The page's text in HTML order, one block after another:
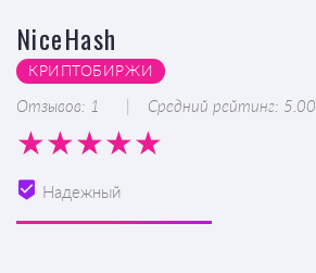
NiceHash
КРИПТОБИРЖИ
Отзывов: 1 Средний рейтинг: 5.00
Надежный